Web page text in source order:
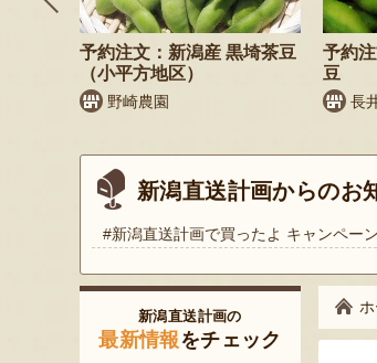
予約注文：新潟産 黒埼茶豆
（小平方地区）
野崎農園
予約
豆
長
新潟直送計画からのお
#新潟直送計画で買ったよ キャンペー
新潟直送計画の
最新情報をチェック